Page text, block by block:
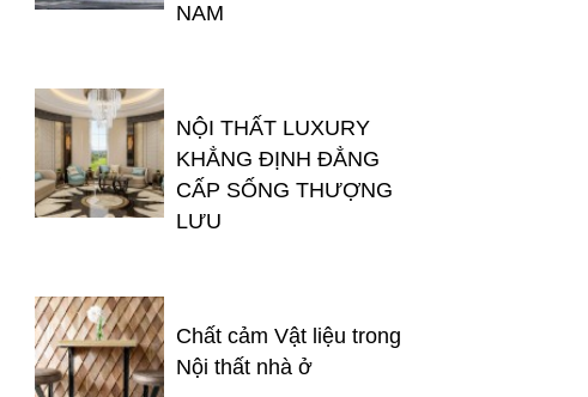
NAM
NỘI THẤT LUXURY
KHẲNG ĐỊNH ĐẲNG
CẤP SỐNG THƯỢNG
LƯU
Chất cảm Vật liệu trong
Nội thất nhà ở